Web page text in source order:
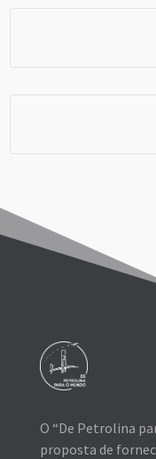
O “De Petrolina
proposta de